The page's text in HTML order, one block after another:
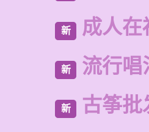
新 成人在
新 流行唱
新 古筝批